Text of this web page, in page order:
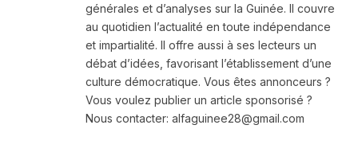
générales et d’analyses sur la Guinée. Il couvre
au quotidien l’actualité en toute indépendance
et impartialité. Il offre aussi à ses lecteurs un
débat d’idées, favorisant l’établissement d’une
culture démocratique. Vous êtes annonceurs ?
Vous voulez publier un article sponsorisé ?
Nous contacter: alfaguinee28@gmail.com